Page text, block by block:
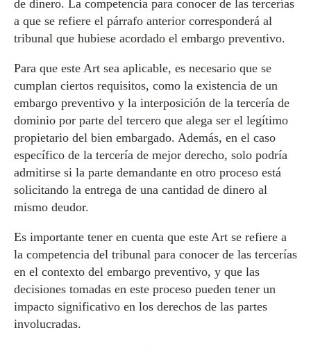
de dinero. La competencia para conocer de las tercerías
a que se refiere el párrafo anterior corresponderá al
tribunal que hubiese acordado el embargo preventivo.
Para que este Art sea aplicable, es necesario que se
cumplan ciertos requisitos, como la existencia de un
embargo preventivo y la interposición de la tercería de
dominio por parte del tercero que alega ser el legítimo
propietario del bien embargado. Además, en el caso
específico de la tercería de mejor derecho, solo podría
admitirse si la parte demandante en otro proceso está
solicitando la entrega de una cantidad de dinero al
mismo deudor.
Es importante tener en cuenta que este Art se refiere a
la competencia del tribunal para conocer de las tercerías
en el contexto del embargo preventivo, y que las
decisiones tomadas en este proceso pueden tener un
impacto significativo en los derechos de las partes
involucradas.